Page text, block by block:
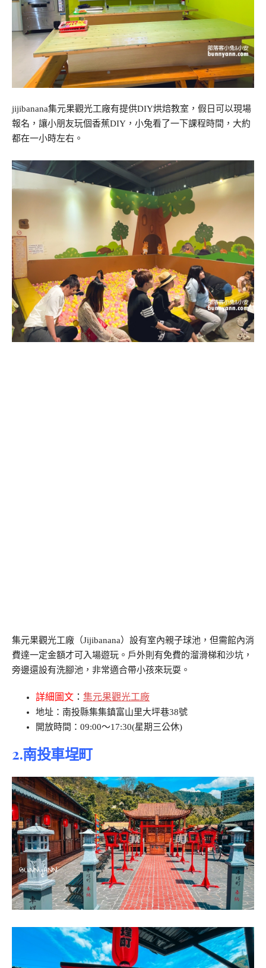
jijibanana集元果觀光工廠有提供DIY烘焙教室，假日可以現場
報名，讓小朋友玩個香蕉DIY，小兔看了一下課程時間，大約
都在一小時左右。
集元果觀光工廠（Jijibanana）設有室內親子球池，但需館內消
費達一定金額才可入場遊玩。戶外則有免費的溜滑梯和沙坑，
旁邊還設有洗腳池，非常適合帶小孩來玩耍。
詳細圖文 ： 集元果觀光工廠
地址：南投縣集集鎮富山里大坪巷38號
開放時間：09:00～17:30(星期三公休)
2.南投車埕町